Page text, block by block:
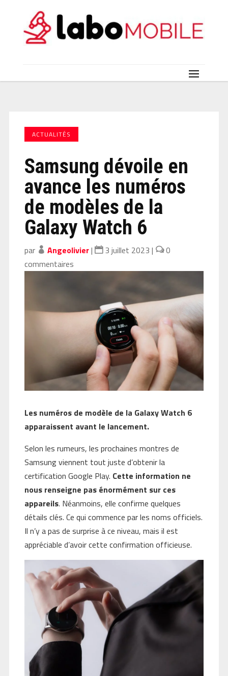
ACTUALITÉS
Samsung dévoile en
avance les numéros
de modèles de la
Galaxy Watch 6
par Angeolivier| 3 juillet 2023 |
0
commentaires
Les numéros de modèle de la Galaxy Watch 6
apparaissent avant le lancement.
Selon les rumeurs, les prochaines montres de
Samsung viennent tout juste d’obtenir la
certification Google Play. Cette information ne
nous renseigne pas énormément sur ces
appareils. Néanmoins, elle confirme quelques
détails clés. Ce qui commence par les noms officiels.
Il n’y a pas de surprise à ce niveau, mais il est
appréciable d’avoir cette confirmation officieuse.